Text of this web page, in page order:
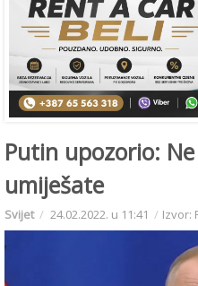
Putin upozorio:
umiješate
Svijet 24.02.2022. u 11:41 Izvor: